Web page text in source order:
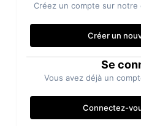
Créez un compte sur notre
Créer un
Se
Vous avez déjà un
Connectez-